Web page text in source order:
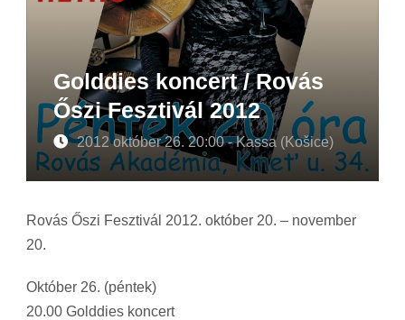
Golddies koncert / Rovás
Őszi Fesztivál 2012
2012 október 26. 20:00 - Kassa (Košice)
Rovás Őszi Fesztivál 2012. október 20. – november
20.
Október 26. (péntek)
20.00 Golddies koncert